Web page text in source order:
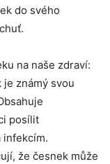
do svého
na‌ naše zdraví:
známý ​svou
posílit⁣
infekcím.
že česnek může